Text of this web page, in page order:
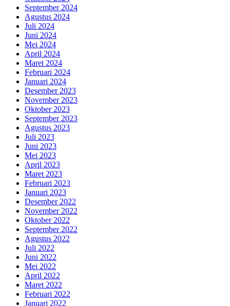
September 2024
Agustus 2024
Juli 2024
Juni 2024
Mei 2024
April 2024
Maret 2024
Februari 2024
Januari 2024
Desember 2023
November 2023
Oktober 2023
September 2023
Agustus 2023
Juli 2023
Juni 2023
Mei 2023
April 2023
Maret 2023
Februari 2023
Januari 2023
Desember 2022
November 2022
Oktober 2022
September 2022
Agustus 2022
Juli 2022
Juni 2022
Mei 2022
April 2022
Maret 2022
Februari 2022
Januari 2022